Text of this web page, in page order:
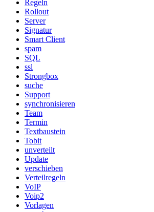
Regeln
Rollout
Server
Signatur
Smart Client
spam
SQL
ssl
Strongbox
suche
Support
synchronisieren
Team
Termin
Textbaustein
Tobit
unverteilt
Update
verschieben
Verteilregeln
VoIP
Voip2
Vorlagen